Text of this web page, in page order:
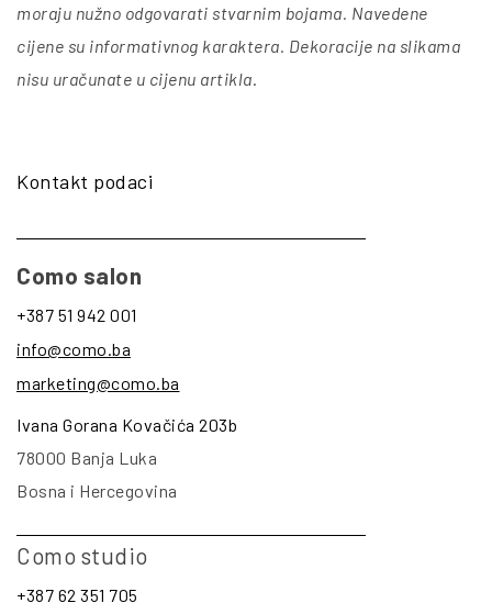
moraju nužno odgovarati stvarnim bojama. Navedene
cijene su informativnog karaktera. Dekoracije na slikama
nisu uračunate u cijenu artikla
Kontakt podaci
Como salon
+387 51 942 001
info@como.ba
marketing@como.ba
Ivana Gorana Kovačića 203b
78000 Banja Luka
Bosna i Hercegovina
Como studio
+387 62 351 705